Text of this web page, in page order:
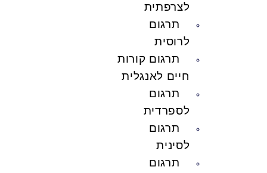
לצרפתית
תרגום
לרוסית
תרגום קורות
חיים לאנגלית
תרגום
לספרדית
תרגום
לסינית
תרגום